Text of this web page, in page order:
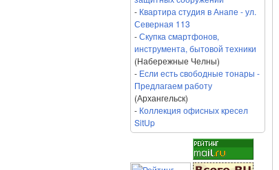
- Квартира студия в Анапе - ул.
Северная 113
-Скупка смартфонов,
инструмента, бытовой техники
(Набережные Челны)
- Если есть свободные тонары -
Предлагаем работу
(Архангельск)
- Коллекция офисных кресел
SitUp